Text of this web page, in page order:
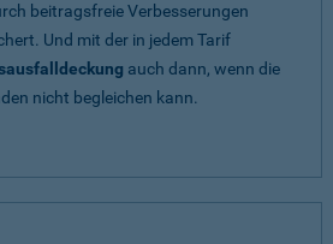
beitragsfreie Verbesserungen
Und mit der in jedem Tarif
auch dann, wenn die
nicht begleichen kann.